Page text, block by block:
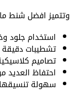
وتتميز افضل شنط
استخدام جلود
تشطيبات دقيقة
تصاميم
احتفاظ العديد
سهولة تنسيقها